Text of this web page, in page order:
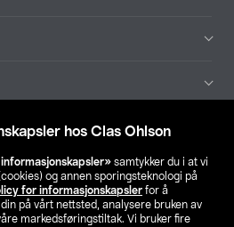
hos Clas Ohlson
samtykker du i at vi
og annen sporingsteknologi på
for informasjonskapsler for å
på vårt nettsted, analysere bruken av
markedsføringstiltak. Vi bruker fire
din butikk
NO FI